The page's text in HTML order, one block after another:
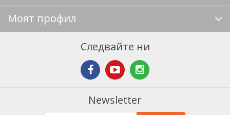
Моят профил
Следвайте ни
Newsletter